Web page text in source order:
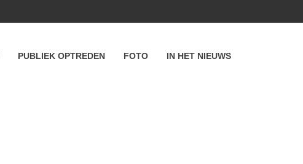
PUBLIEK OPTREDEN FOTO IN HET NIEUWS